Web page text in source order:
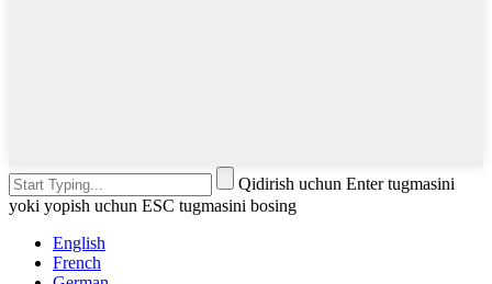
Qidirish uchun Enter tugmasini
yoki yopish uchun ESC tugmasini bosing
English
French